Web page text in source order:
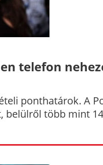
telefon
ponthatárok. A
belülről több mint